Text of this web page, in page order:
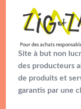
Site à but non
des producteurs
de produits et
garantis par une